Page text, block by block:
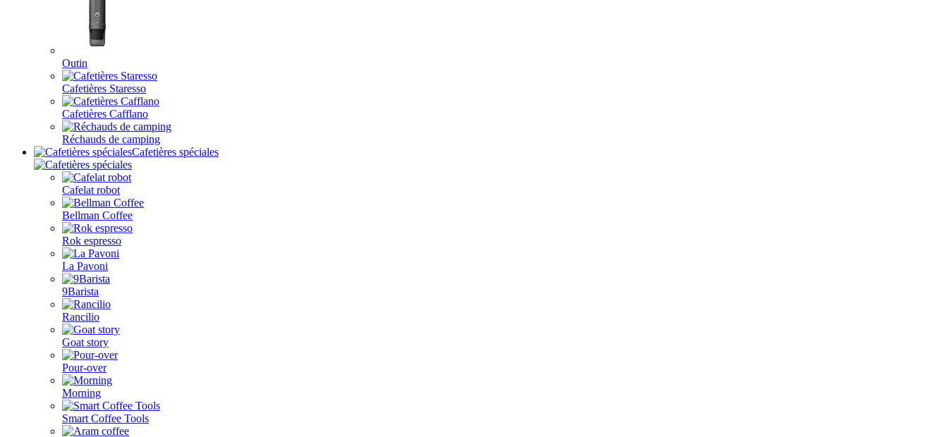
Outin
Cafetières Staresso
Cafetières Cafflano
Réchauds de camping
Cafetières spéciales
Cafelat robot
Bellman Coffee
Rok espresso
La Pavoni
9Barista
Rancilio
Goat story
Pour-over
Morning
Smart Coffee Tools